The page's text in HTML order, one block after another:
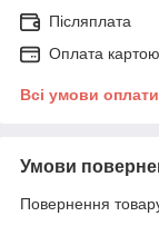
Післяплата
Оплата
Всі умови оплати
Умови
Повернення